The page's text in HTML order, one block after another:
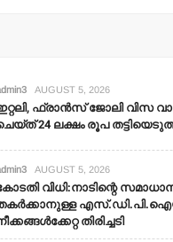
AUGUST 5, 2026
ഫ്രാന്‍സ് ജോലി വിസ
24 ലക്ഷം രൂപ
AUGUST 5, 2026
വിധി:നാടിന്റെ
തിരിച്ചടി